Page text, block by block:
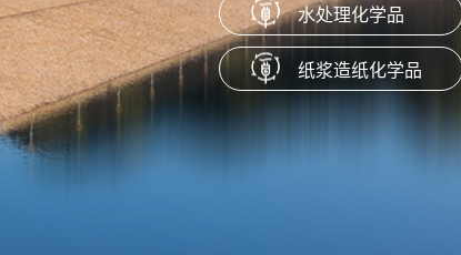
水处理化学品
纸浆造纸化学品
聚季铵盐系列（PQ-10）
产品为阳离子聚合物，易溶于水
范围内保持很好的稳定性。